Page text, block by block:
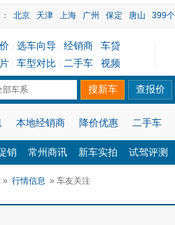
北京 天津 上海 广州 保定 唐山 399
选车向导 经销商
车贷
车型对比 二手车 视频
部车系
本地经销商 降价优惠 二手车
销 常州商讯 新车实拍 试驾评测
» 行情信息 » 车友关注